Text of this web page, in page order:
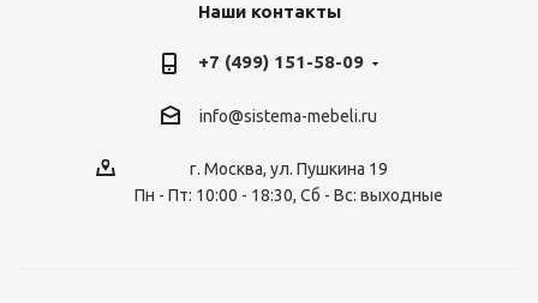
Наши контакты
+7 (499) 151-58-09
info@sistema-mebeli.ru
г. Москва, ул. Пушкина 19
Пн - Пт: 10:00 - 18:30, Сб - Вс: выходные